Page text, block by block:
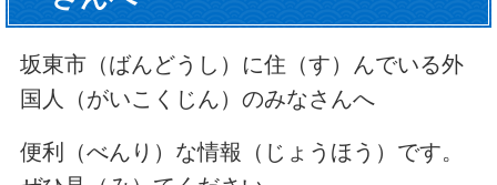
坂東市（ばんどうし）に住（す）んでいる外
国人（がいこくじん）のみなさんへ
便利（べんり）な情報（じょうほう）です。